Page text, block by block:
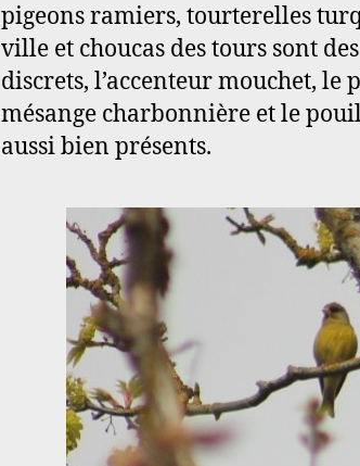
pigeons ramiers, tourterelles
ville et choucas des tours sont
discrets, l’accenteur mouchet, le
mésange charbonnière et le
aussi bien présents.